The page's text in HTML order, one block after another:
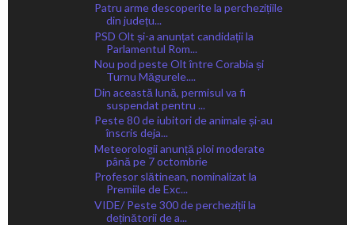
Patru arme descoperite la perchezițiile
din județu...
PSD Olt și-a anunțat candidații la
Parlamentul Rom...
Nou pod peste Olt între Corabia și
Turnu Măgurele....
Din această lună, permisul va fi
suspendat pentru ...
Peste 80 de iubitori de animale și-au
înscris deja...
Meteorologii anunță ploi moderate
până pe 7 octombrie
Profesor slătinean, nominalizat la
Premiile de Exc...
VIDE/ Peste 300 de percheziții la
deținătorii de a...